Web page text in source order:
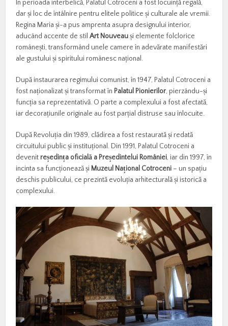
În perioada interbelică, Palatul Cotroceni a fost locuință regală,
dar și loc de întâlnire pentru elitele politice și culturale ale vremii.
Regina Maria și-a pus amprenta asupra designului interior,
aducând accente de stilArt Nouveauși elemente folclorice
românești, transformând unele camere în adevărate manifestări
ale gustului și spiritului românesc național.
După instaurarea regimului comunist, în 1947, Palatul Cotroceni a
fost naționalizat și transformat în Palatul Pionierilor, pierzându-și
funcția sa reprezentativă. O parte a complexului a fost afectată,
iar decorațiunile originale au fost parțial distruse sau înlocuite.
După Revoluția din 1989, clădirea a fost restaurată și redată
circuitului public și instituțional. Din 1991, Palatul Cotroceni a
devenit reședința oficială a Președintelui României, iar din 1997, în
incinta sa funcționează și Muzeul Național Cotroceni – un spațiu
deschis publicului, ce prezintă evoluția arhitecturală și istorică a
complexului.